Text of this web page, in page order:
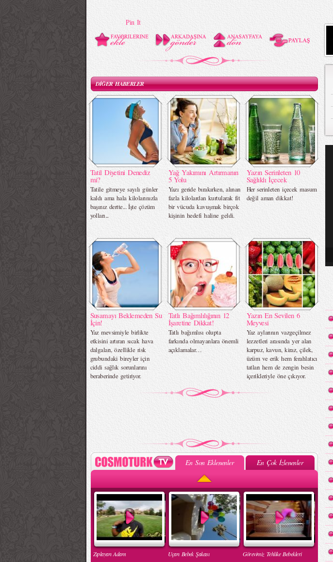
Pin It
DİĞER HABERLER
Tatil Diyetini Denediz
mi?
Tatile gitmeye sayılı günler
kaldı ama hala kilolarınızla
başınız dertte... İşte çözüm
yolları...
Yağ Yakımını Artırmanın
5 Yolu
Yazı geride bırakırken, alınan
fazla kilolardan kurtularak fit
bir vücuda kavuşmak birçok
kişinin hedefi haline geldi.
Yazın Serinleten 10
Sağlıklı İçecek
Her serinleten içecek masum
değil aman dikkat!
Susamayı Beklemeden Su
İçin!
Yaz mevsimiyle birlikte
etkisini artıran sıcak hava
dalgaları, özellikle risk
grubundaki bireyler için
ciddi sağlık sorunlarını
beraberinde getiriyor.
Tatlı Bağımlılığının 12
İşaretine Dikkat!
Tatlı bağımlısı olupta
farkında olmayanlara önemli
açıklamalar…
Yazın En Sevilen 6
Meyvesi
Yaz aylarının vazgeçilmez
lezzetleri arasında yer alan
karpuz, kavun, kiraz, çilek,
üzüm ve erik hem ferahlatıcı
tatları hem de zengin besin
içerikleriyle öne çıkıyor.
En Son Eklenenler En Çok İzlenenler
Zıplayan Adam Uçan Bebek Şakası Görevimiz Tehlike Bebekleri